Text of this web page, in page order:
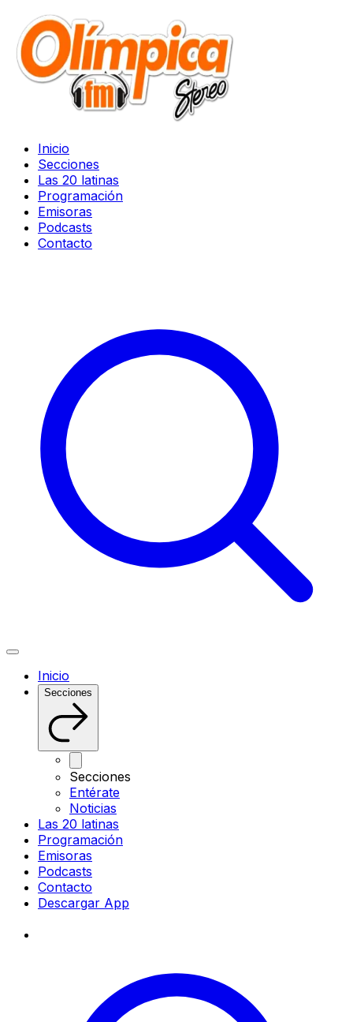
Inicio
Secciones
Las 20 latinas
Programación
Emisoras
Podcasts
Contacto
Inicio
Secciones
Secciones
Entérate
Noticias
Las 20 latinas
Programación
Emisoras
Podcasts
Contacto
Descargar App